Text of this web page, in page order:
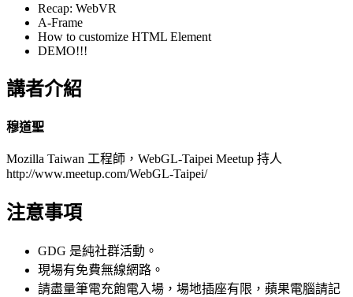
Recap: WebVR
A-Frame
How to customize HTML Element
DEMO!!!
講者介紹
穆道聖
Mozilla Taiwan 工程師，WebGL-Taipei Meetup 持人
http://www.meetup.com/WebGL-Taipei/
注意事項
GDG 是純社群活動。
現場有免費無線網路。
請盡量筆電充飽電入場，場地插座有限，蘋果電腦請記